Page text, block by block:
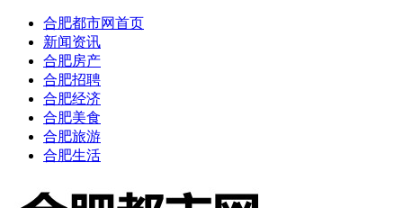
合肥都市网首页
新闻资讯
合肥房产
合肥招聘
合肥经济
合肥美食
合肥旅游
合肥生活